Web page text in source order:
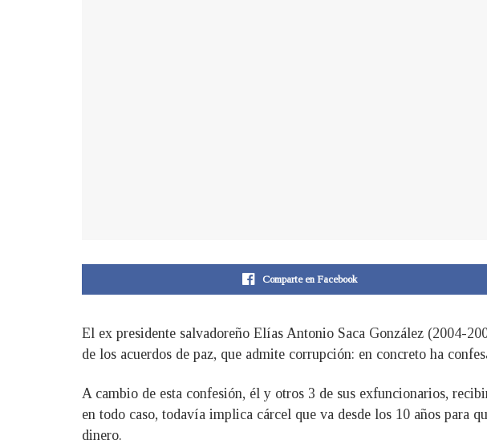
Comparte en Facebook
El ex presidente salvadoreño Elías Antonio Saca González (2004-
de los acuerdos de paz, que admite corrupción: en concreto ha
A cambio de esta confesión, él y otros 3 de sus exfuncionarios,
en todo caso, todavía implica cárcel que va desde los 10 años para
dinero.